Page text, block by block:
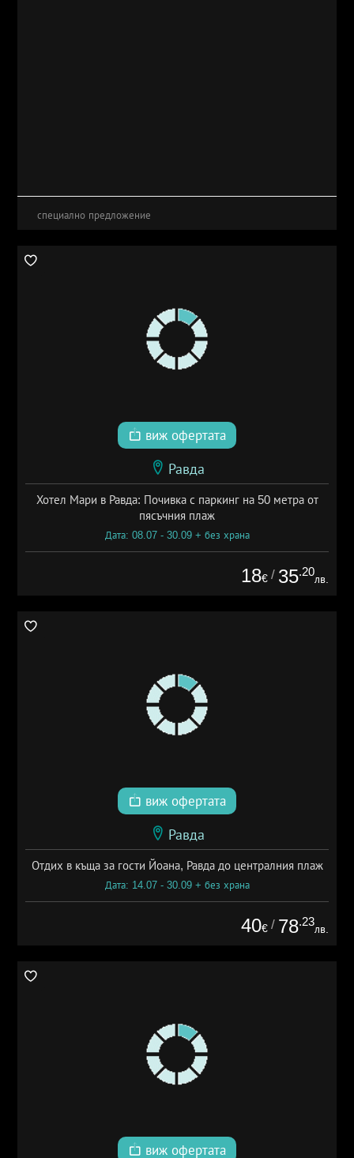
специално предложение
виж офертата
Равда
Хотел Мари в Равда: Почивка с паркинг на 50 метра от
пясъчния плаж
Дата: 08.07 - 30.09 + без храна
18€ / 35.20
лв.
виж офертата
Равда
Отдих в къща за гости Йоана, Равда до централния плаж
Дата: 14.07 - 30.09 + без храна
40€ / 78.23
лв.
виж офертата